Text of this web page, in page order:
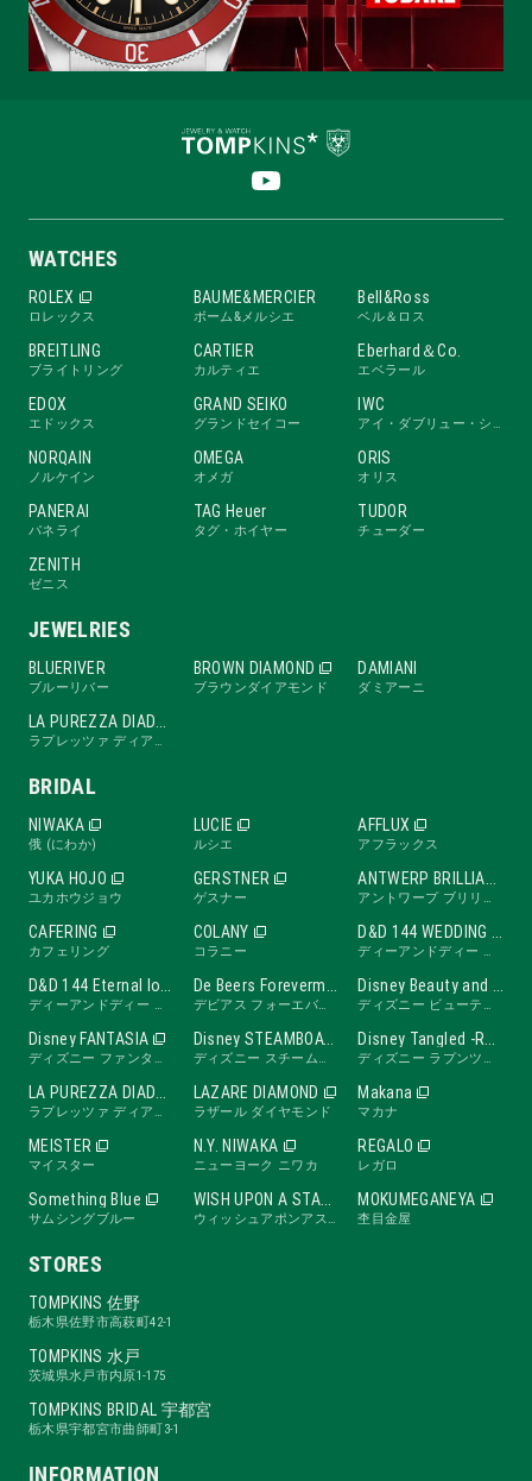
WATCHES
ROLEX
ロレックス
BAUME&MERCIER
ボーム&メルシエ
Bell&Ross
ベル＆ロス
BREITLING
ブライトリング
CARTIER
カルティエ
Eberhard＆Co.
エベラール
EDOX
エドックス
GRAND SEIKO
グランドセイコー
IWC
アイ・ダブリュー・シー
NORQAIN
ノルケイン
OMEGA
オメガ
ORIS
オリス
PANERAI
パネライ
TAG Heuer
タグ・ホイヤー
TUDOR
チューダー
ZENITH
ゼニス
JEWELRIES
BLUERIVER
ブルーリバー
BROWN DIAMOND
ブラウンダイアモンド
DAMIANI
ダミアーニ
LA PUREZZA DIADE
ラプレッツァ ディアーデ
BRIDAL
NIWAKA
俄 (にわか)
LUCIE
ルシエ
AFFLUX
アフラックス
YUKA HOJO
ユカホウジョウ
GERSTNER
ゲスナー
ANTWERP BRILLIANT
アントワープ ブリリアント
CAFERING
カフェリング
COLANY
コラニー
D&D 144 WEDDING BAND
ディーアンドディー ワンフォーティーフォー ウェディングバンド
D&D 144 Eternal love band
ディーアンドディー ワンフォーティーフォー エターナルラブバンド
De Beers Forevermark
デビアス フォーエバーマーク
Disney Beauty and the Beast -ROSE Line-
ディズニー ビューティ・アンド・ビースト ローズライン
Disney FANTASIA
ディズニー ファンタジア
Disney STEAMBOAT WILLIE
ディズニー スチームボートウィリー
Disney Tangled -RAPUNZEL Collection-
ディズニー ラプンツェル
LA PUREZZA DIADE
ラプレッツァ ディアーデ
LAZARE DIAMOND
ラザール ダイヤモンド
Makana
マカナ
MEISTER
マイスター
N.Y. NIWAKA
ニューヨーク ニワカ
REGALO
レガロ
Something Blue
サムシングブルー
WISH UPON A STAR
ウィッシュアポンアスター
MOKUMEGANEYA
杢目金屋
STORES
TOMPKINS 佐野
栃木県佐野市高萩町42-1
TOMPKINS 水戸
茨城県水戸市内原1-175
TOMPKINS BRIDAL 宇都宮
栃木県宇都宮市曲師町3-1
INFORMATION